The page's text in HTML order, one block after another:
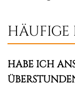
HÄUFIGE
HABE ICH